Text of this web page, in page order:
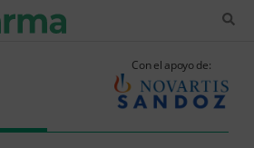
Con el apoyo de: